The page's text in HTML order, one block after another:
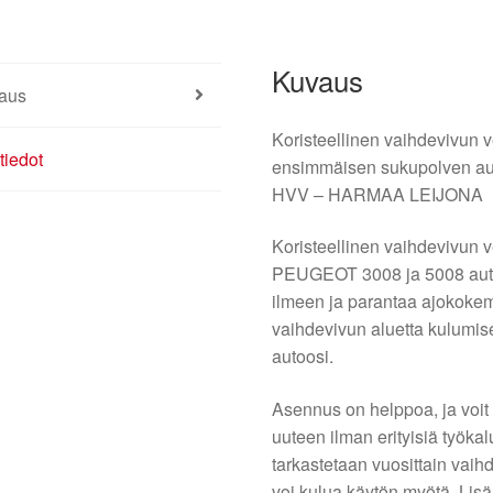
Kuvaus
Koristeellinen vaihdevivun
ensimmäisen sukupolven
HVV – HARMAA LEIJONA
Koristeellinen vaihdevivun
PEUGEOT 3008 ja 5008
ilmeen ja parantaa
vaihdevivun aluetta
autoosi.
Asennus on helppoa, ja
uuteen ilman erityisiä
tarkastetaan vuosittain